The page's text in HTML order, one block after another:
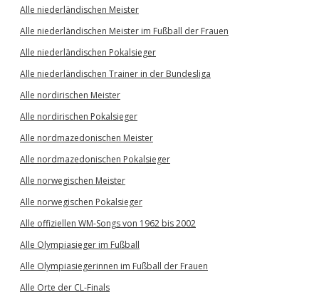
Alle niederländischen Meister
Alle niederländischen Meister im Fußball der Frauen
Alle niederländischen Pokalsieger
Alle niederländischen Trainer in der Bundesliga
Alle nordirischen Meister
Alle nordirischen Pokalsieger
Alle nordmazedonischen Meister
Alle nordmazedonischen Pokalsieger
Alle norwegischen Meister
Alle norwegischen Pokalsieger
Alle offiziellen WM-Songs von 1962 bis 2002
Alle Olympiasieger im Fußball
Alle Olympiasiegerinnen im Fußball der Frauen
Alle Orte der CL-Finals